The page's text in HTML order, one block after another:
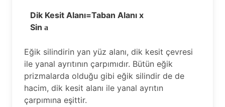
Dik Kesit Alanı=Taban Alanı x
Sin a
Eğik silindirin yan yüz alanı, dik kesit çevresi
ile yanal ayrıtının çarpımıdır. Bütün eğik
prizmalarda olduğu gibi eğik silindir de de
hacim, dik kesit alanı ile yanal ayrıtın
çarpımına eşittir.